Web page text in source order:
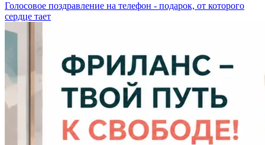
Голосовое поздравление на телефон - подарок, от которого
сердце тает